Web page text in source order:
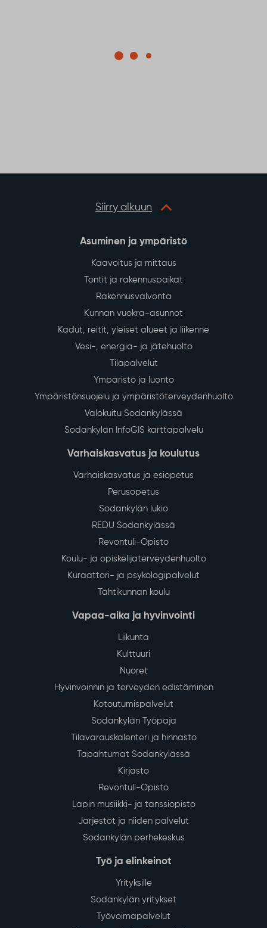
Siirry alkuun
Asuminen ja ympäristö
Kaavoitus ja mittaus
Tontit ja rakennuspaikat
Rakennusvalvonta
Kunnan vuokra-asunnot
Kadut, reitit, yleiset alueet ja liikenne
Vesi-, energia- ja jätehuolto
Tilapalvelut
Ympäristö ja luonto
Ympäristönsuojelu ja ympäristöterveydenhuolto
Valokuitu Sodankylässä
Sodankylän InfoGIS karttapalvelu
Varhaiskasvatus ja koulutus
Varhaiskasvatus ja esiopetus
Perusopetus
Sodankylän lukio
REDU Sodankylässä
Revontuli-Opisto
Koulu- ja opiskelijaterveydenhuolto
Kuraattori- ja psykologipalvelut
Tähtikunnan koulu
Vapaa-aika ja hyvinvointi
Liikunta
Kulttuuri
Nuoret
Hyvinvoinnin ja terveyden edistäminen
Kotoutumispalvelut
Sodankylän Työpaja
Tilavarauskalenteri ja hinnasto
Tapahtumat Sodankylässä
Kirjasto
Revontuli-Opisto
Lapin musiikki- ja tanssiopisto
Järjestöt ja niiden palvelut
Sodankylän perhekeskus
Työ ja elinkeinot
Yrityksille
Sodankylän yritykset
Työvoimapalvelut